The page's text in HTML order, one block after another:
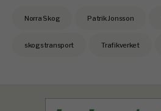
Norra Skog Patrik Jonsson
skogstransport Trafikverket